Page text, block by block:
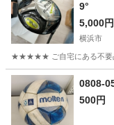
9°
5,000円
横浜市
★★★★★ ご自宅にある不要品
神奈川 横浜市 0808-
500円